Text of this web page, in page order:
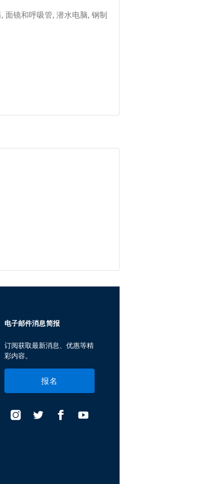
面镜和呼吸管, 潜水电脑, 钢制
电子邮件消息简报
订阅获取最新消息、优惠等精
彩内容。
报名